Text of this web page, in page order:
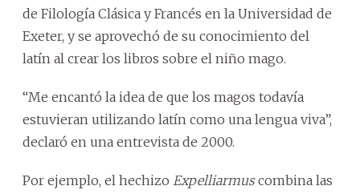
de Filología Clásica y Francés en la Universidad de
Exeter, y se aprovechó de su conocimiento del
latín al crear los libros sobre el niño mago.
“Me encantó la idea de que los magos todavía
estuvieran utilizando latín como una lengua viva”,
declaró en una entrevista de 2000.
Por ejemplo, el hechizo Expelliarmuscombina las